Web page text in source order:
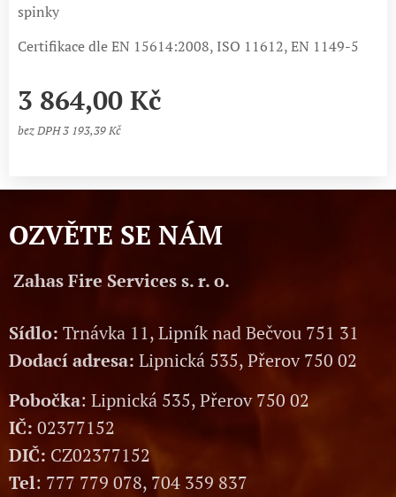
spinky
Certifikace dle EN 15614:2008, ISO 11612, EN 1149-5
3 864,00 Kč
bez DPH 3 193,39 Kč
OZVĚTE SE NÁM
Zahas Fire Services s. r. o.
Sídlo: Trnávka 11, Lipník nad Bečvou 751 31
Dodací adresa: Lipnická 535, Přerov 750 02
Pobočka: Lipnická 535, Přerov 750 02
IČ: 02377152
DIČ: CZ02377152
Tel: 777 779 078, 704 359 837